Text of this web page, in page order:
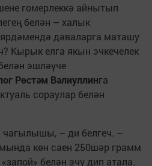
гомерлеккә айнытып
белән – халык
дәваларга маташу
Кырык елга якын эчкечелек
эшләүче
Рөстәм Вәлиуллинга
сораулар белән
чагылышы, – ди белгеч. –
көн саен 250шәр грамм
белән эчү дип атала.